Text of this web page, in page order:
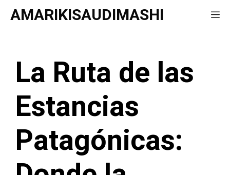
Saltar
AMARIKISAUDIMASHI
La Ruta de las
Estancias
Patagónicas: